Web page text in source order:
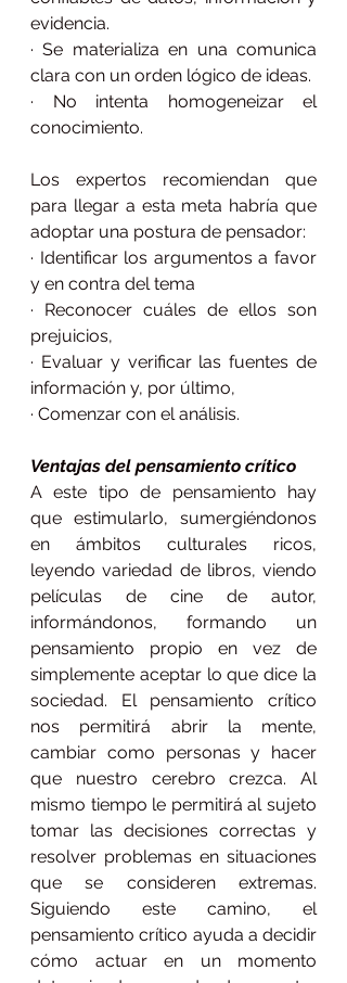
evidencia.
· Se materializa en una comunica
clara con un orden lógico de ideas.
· No intenta homogeneizar el
conocimiento.
Los expertos recomiendan que
para llegar a esta meta habría que
adoptar una postura de pensador:
· Identificar los argumentos a favor
y en contra del tema
· Reconocer cuáles de ellos son
prejuicios,
· Evaluar y verificar las fuentes de
información y, por último,
· Comenzar con el análisis.
Ventajas del pensamiento crítico
A este tipo de pensamiento hay
que estimularlo, sumergiéndonos
en ámbitos culturales ricos,
leyendo variedad de libros, viendo
películas de cine de autor,
informándonos, formando un
pensamiento propio en vez de
simplemente aceptar lo que dice la
sociedad. El pensamiento crítico
nos permitirá abrir la mente,
cambiar como personas y hacer
que nuestro cerebro crezca. Al
mismo tiempo le permitirá al sujeto
tomar las decisiones correctas y
resolver problemas en situaciones
que se consideren extremas.
Siguiendo este camino, el
pensamiento crítico ayuda a decidir
cómo actuar en un momento